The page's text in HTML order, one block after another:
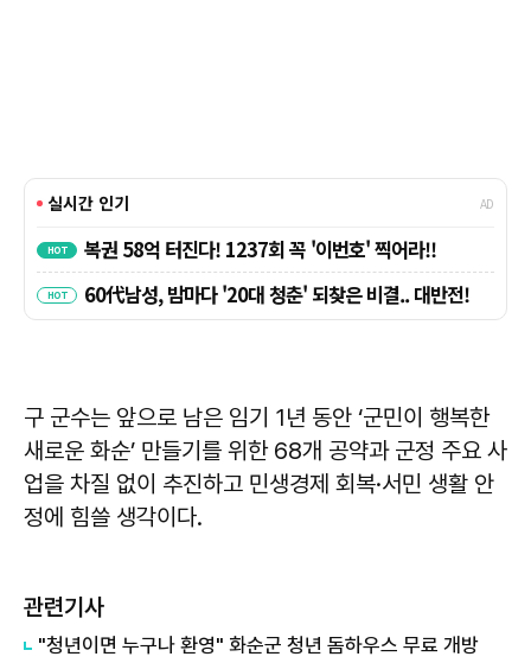
구 군수는 앞으로 남은 임기 1년 동안 ‘군민이 행복한
새로운 화순’ 만들기를 위한 68개 공약과 군정 주요 사
업을 차질 없이 추진하고 민생경제 회복·서민 생활 안
정에 힘쓸 생각이다.
관련기사
"청년이면 누구나 환영" 화순군 청년 돔하우스 무료 개방